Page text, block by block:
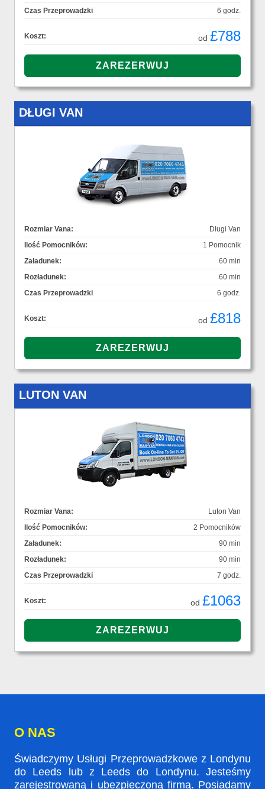
Czas Przeprowadzki
6 godz.
Koszt: od £788
DŁUGI VAN
Rozmiar Vana:
Długi Van
Ilość Pomocników:
1 Pomocnik
Załadunek:
60 min
Rozładunek:
60 min
Czas Przeprowadzki
6 godz.
Koszt: od £818
LUTON VAN
Rozmiar Vana:
Luton Van
Ilość Pomocników:
2 Pomocników
Załadunek:
90 min
Rozładunek:
90 min
Czas Przeprowadzki
7 godz.
Koszt: od £1063
O NAS
Świadczymy Usługi Przeprowadzkowe z Londynu
do Leeds lub z Leeds do Londynu. Jesteśmy
zarejestrowaną i ubezpieczoną firmą. Posiadamy